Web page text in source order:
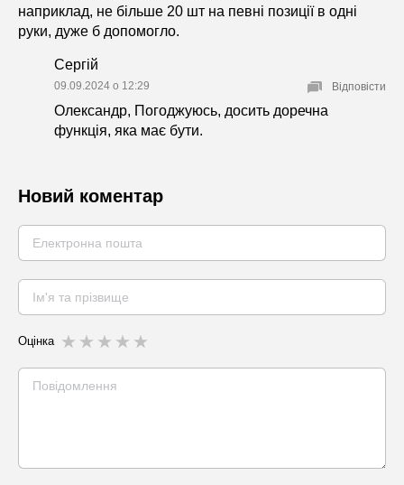
наприклад, не більше 20 шт на певні позиції в одні
руки, дуже б допомогло.
Сергій
09.09.2024 о 12:29
Олександр, Погоджуюсь, досить доречна
функція, яка має бути.
Відповісти
Новий коментар
Оцінка